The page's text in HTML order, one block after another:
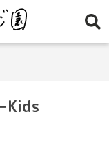
Kids